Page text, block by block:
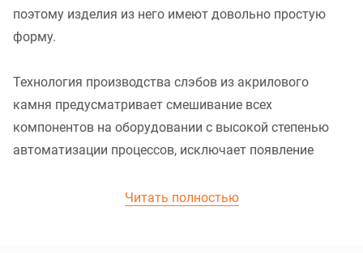
поэтому изделия из него имеют довольно простую
форму.
Технология производства слэбов из акрилового
камня предусматривает смешивание всех
компонентов на оборудовании с высокой степенью
автоматизации процессов, исключает появление